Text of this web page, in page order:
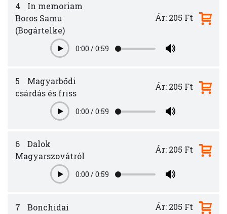
4
In memoriam
Boros Samu
(Bogártelke)
Play0:00 /0:59
Ár: 205 Ft
5
Magyarbődi
csárdás és friss
Play0:00 /0:59
Ár: 205 Ft
6
Dalok
Magyarszovátról
Play0:00 /0:59
Ár: 205 Ft
7 Bonchidai Ár: 205 Ft